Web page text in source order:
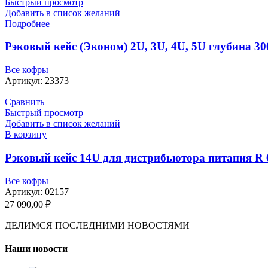
Добавить в список желаний
Подробнее
Рэковый кейс (Эконом) 2U, 3U, 4U, 5U глубина
Все кофры
Артикул: 23373
Сравнить
Быстрый просмотр
Добавить в список желаний
В корзину
Рэковый кейс 14U для дистрибьютора питания R
Все кофры
Артикул: 02157
27 090,00 ₽
ДЕЛИМСЯ ПОСЛЕДНИМИ НОВОСТЯМИ
Наши новости